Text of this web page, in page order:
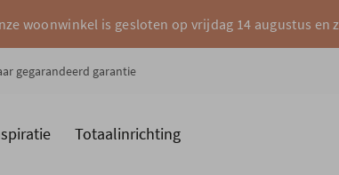
woonwinkel is gesloten op vrijdag 14 augustus en
gegarandeerd garantie
Totaalinrichting
Ruimtes Merken